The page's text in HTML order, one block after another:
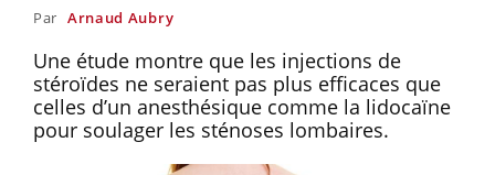
Par Arnaud Aubry
Une étude montre que les injections de
stéroïdes ne seraient pas plus efficaces que
celles d’un anesthésique comme la lidocaïne
pour soulager les sténoses lombaires.